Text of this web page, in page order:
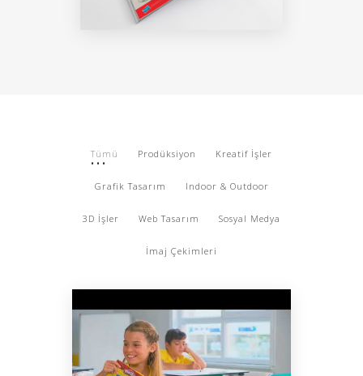
Tümü Prodüksiyon Kreatif İşler
Grafik Tasarım Indoor & Outdoor
3D İşler Web Tasarım Sosyal Medya
İmaj Çekimleri